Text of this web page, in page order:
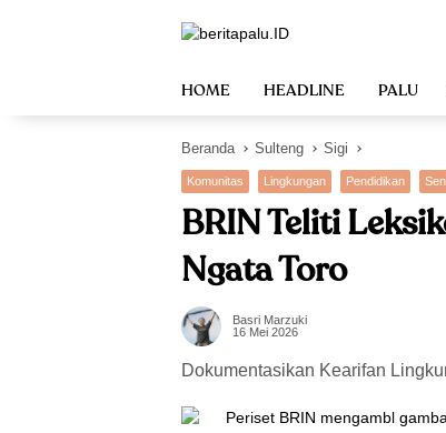
HOME HEADLINE PALU
Beranda Sulteng Sigi
Komunitas Lingkungan Pendidikan
BRIN Teliti
Ngata Toro
Basri Marzuki
16 Mei 2026
Dokumentasikan Kearifan